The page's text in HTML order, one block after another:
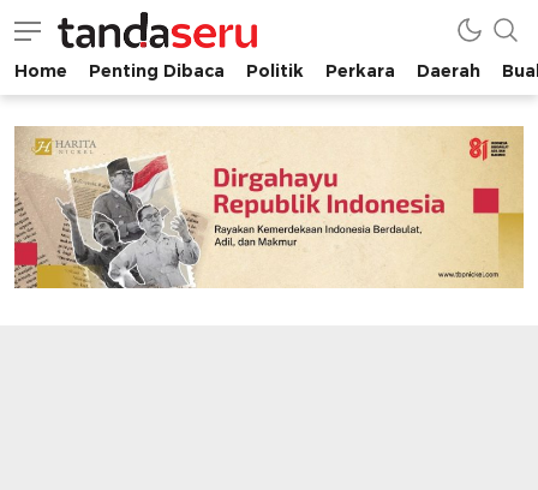
tandaseru.com | Penting Dibaca
tandaseru.com
Home Penting Dibaca Politik Perkara Daerah